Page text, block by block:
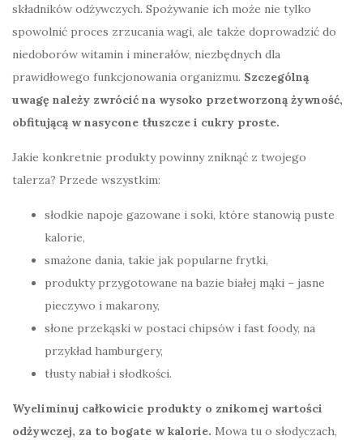
składników odżywczych. Spożywanie ich może nie tylko
spowolnić proces zrzucania wagi, ale także doprowadzić do
niedoborów witamin i minerałów, niezbędnych dla
prawidłowego funkcjonowania organizmu. Szczególną
uwagę należy zwrócić na wysoko przetworzoną żywność,
obfitującą w nasycone tłuszcze i cukry proste.
Jakie konkretnie produkty powinny zniknąć z twojego
talerza? Przede wszystkim:
słodkie napoje gazowane i soki, które stanowią puste
kalorie,
smażone dania, takie jak popularne frytki,
produkty przygotowane na bazie białej mąki – jasne
pieczywo i makarony,
słone przekąski w postaci chipsów i fast foody, na
przykład hamburgery,
tłusty nabiał i słodkości.
Wyeliminuj całkowicie produkty o znikomej wartości
odżywczej, za to bogate w kalorie. Mowa tu o słodyczach,